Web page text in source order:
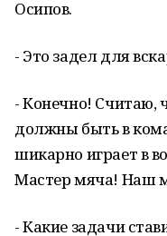
Осипов.
- Это задел для
- Конечно! Считаю,
должны быть в
шикарно играет в
Мастер мяча! Наш
- Какие задачи